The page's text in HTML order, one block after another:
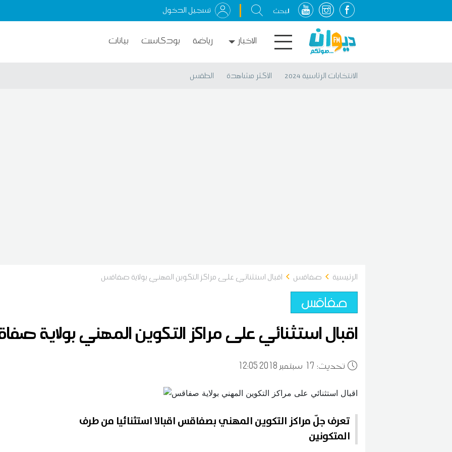
تسجيل الدخول
الاخبار رياضة بودكاست بيانات
الانتخابات الرئاسية 2024 الأكثر مشاهدة الطقس
الرئيسية صفاقس اقبال استثنائي على مراكز التكوين المهني بولاية صفاقس
صفاقس
اقبال استثنائي على مراكز التكوين المهني بولاية
:تحديث 17 12:05 2018 سبتمبر
تعرف جلّ مراكز التكوين المهني بصفاقس اقبالا استثنائيا من طرف
المتكونين